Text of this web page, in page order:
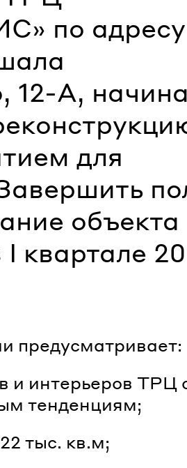
по
12-А,
для
объекта
квартале
предусматривает:
и интерьеров ТРЦ
тенденциям;
тыс. кв.м;